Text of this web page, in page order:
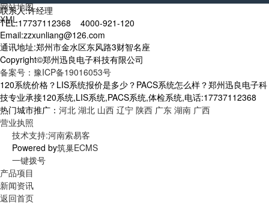
网站地图
XML
联系人:许经理
TEL:17737112368 4000-921-120
Email:zzxunliang@126.com
通讯地址:郑州市金水区东风路3财智名座
Copyright©郑州迅良电子科技有限公司
备案号：豫ICP备19016053号
120系统价格？LIS系统报价是多少？PACS系统怎么样？郑州迅良电子科
技专业承接120系统,LIS系统,PACS系统,体检系统,电话:17737112368
热门城市推广： 河北 湖北 山西 辽宁 陕西 广东 湖南 广西
营业执照
技术支持:河南索易客
Powered by筑巢ECMS
一键拨号
产品项目
新闻资讯
返回首页